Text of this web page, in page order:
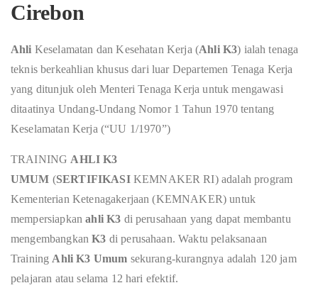
Cirebon
Ahli Keselamatan dan Kesehatan Kerja (Ahli K3) ialah tenaga
teknis berkeahlian khusus dari luar Departemen Tenaga Kerja
yang ditunjuk oleh Menteri Tenaga Kerja untuk mengawasi
ditaatinya Undang-Undang Nomor 1 Tahun 1970 tentang
Keselamatan Kerja (“UU 1/1970”)
TRAINING AHLI K3
UMUM (SERTIFIKASIKEMNAKER RI) adalah program
Kementerian Ketenagakerjaan (KEMNAKER) untuk
mempersiapkanahli K3 di perusahaan yang dapat membantu
mengembangkanK3 di perusahaan. Waktu pelaksanaan
Training Ahli K3 Umum sekurang-kurangnya adalah 120 jam
pelajaran atau selama 12 hari efektif.